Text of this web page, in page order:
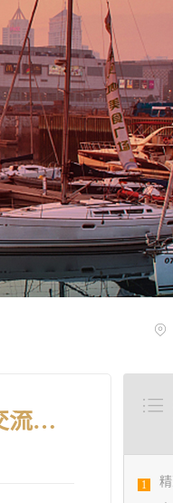
1
关于举办“奋进‘十五五’ 科技谱新篇 —2026青岛住建科技创新交流会”的通知